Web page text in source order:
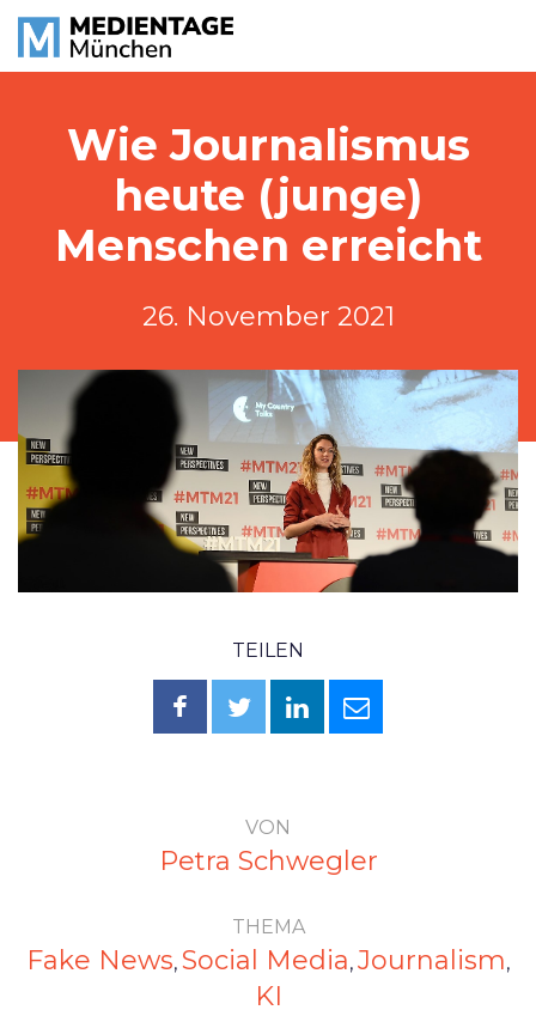
Wie Journalismus
heute (junge)
Menschen erreicht
26. November 2021
TEILEN
VON
Petra Schwegler
THEMA
Fake News, Social Media, Journalism,
KI